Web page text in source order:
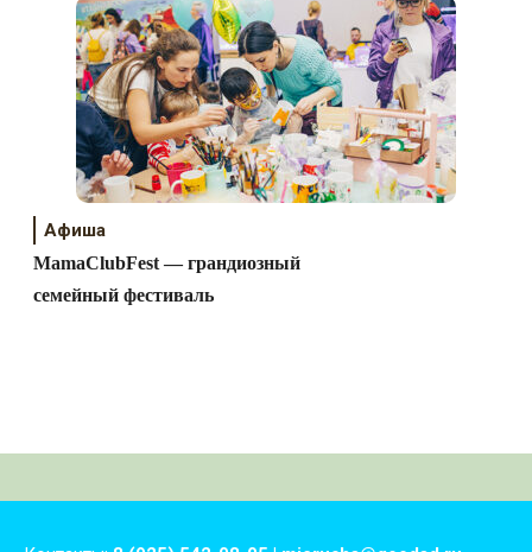
Афиша
MamaClubFest — грандиозный
семейный фестиваль